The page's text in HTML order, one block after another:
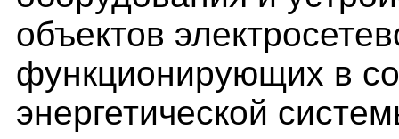
объектов
функционирующих в
энергетической